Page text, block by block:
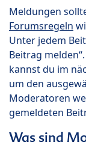
Meldungen
Forumsregeln
Unter jedem
Beitrag
kannst du im
um den
Moderatoren
gemeldeten
Was sind